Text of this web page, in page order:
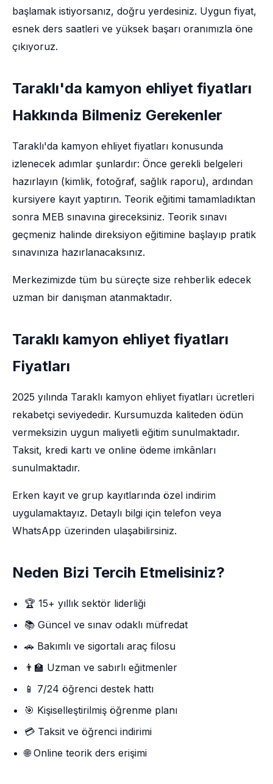
başlamak istiyorsanız, doğru yerdesiniz. Uygun fiyat,
esnek ders saatleri ve yüksek başarı oranımızla öne
çıkıyoruz.
Taraklı'da kamyon ehliyet fiyatları
Hakkında Bilmeniz Gerekenler
Taraklı'da kamyon ehliyet fiyatları konusunda
izlenecek adımlar şunlardır: Önce gerekli belgeleri
hazırlayın (kimlik, fotoğraf, sağlık raporu), ardından
kursiyere kayıt yaptırın. Teorik eğitimi tamamladıktan
sonra MEB sınavına gireceksiniz. Teorik sınavı
geçmeniz halinde direksiyon eğitimine başlayıp pratik
sınavınıza hazırlanacaksınız.
Merkezimizde tüm bu süreçte size rehberlik edecek
uzman bir danışman atanmaktadır.
Taraklı kamyon ehliyet fiyatları
Fiyatları
2025 yılında Taraklı kamyon ehliyet fiyatları ücretleri
rekabetçi seviyededir. Kursumuzda kaliteden ödün
vermeksizin uygun maliyetli eğitim sunulmaktadır.
Taksit, kredi kartı ve online ödeme imkânları
sunulmaktadır.
Erken kayıt ve grup kayıtlarında özel indirim
uygulamaktayız. Detaylı bilgi için telefon veya
WhatsApp üzerinden ulaşabilirsiniz.
Neden Bizi Tercih Etmelisiniz?
🏆 15+ yıllık sektör liderliği
📚 Güncel ve sınav odaklı müfredat
🚗 Bakımlı ve sigortalı araç filosu
👨‍🏫 Uzman ve sabırlı eğitmenler
📱 7/24 öğrenci destek hattı
🎯 Kişiselleştirilmiş öğrenme planı
💳 Taksit ve öğrenci indirimi
🌐 Online teorik ders erişimi